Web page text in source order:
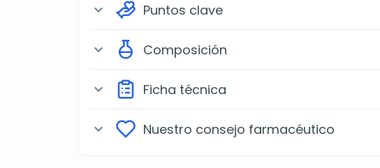
expand_more Puntos clave
expand_more Composición
expand_more Ficha técnica
expand_more Nuestro consejo farmacéutico